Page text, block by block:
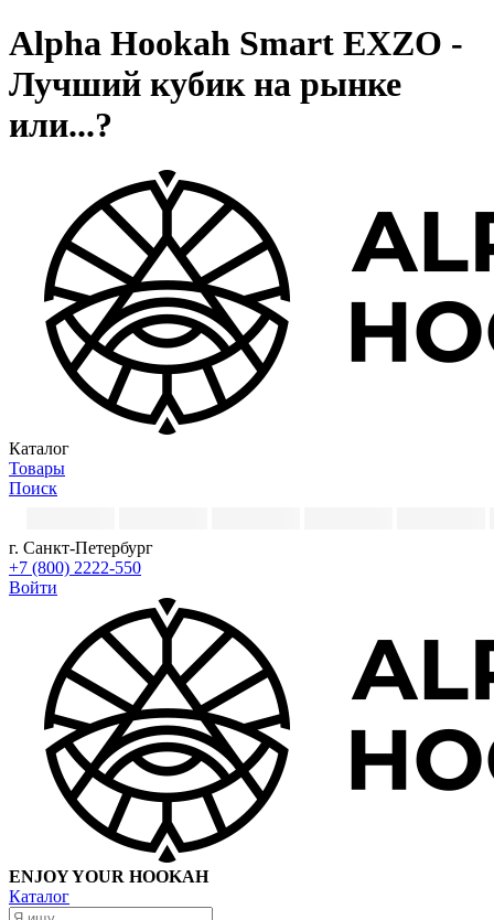
Alpha Hookah Smart EXZO -
Лучший кубик на рынке
или...?
Каталог
Товары
Поиск
г. Санкт-Петербург
+7 (800) 2222-550
Войти
ENJOY YOUR HOOKAH
Каталог